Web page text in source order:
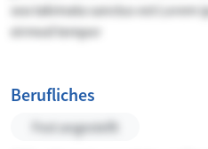
sea takimata sanctus est Lorem
eirmod tempor
Berufliches
Fest angestellt